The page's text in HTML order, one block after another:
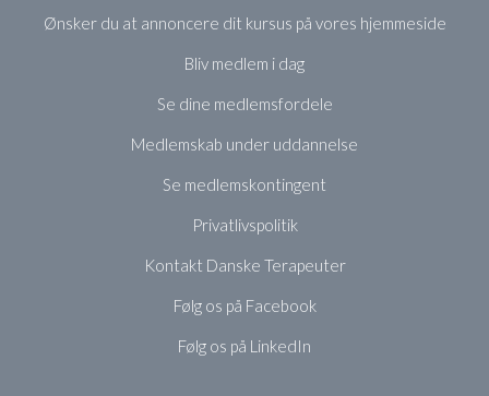
Ønsker du at annoncere dit kursus på vores hjemmeside
Bliv medlem i dag
Se dine medlemsfordele
Medlemskab under uddannelse
Se medlemskontingent
Privatlivspolitik
Kontakt Danske Terapeuter
Følg os på Facebook
Følg os på LinkedIn